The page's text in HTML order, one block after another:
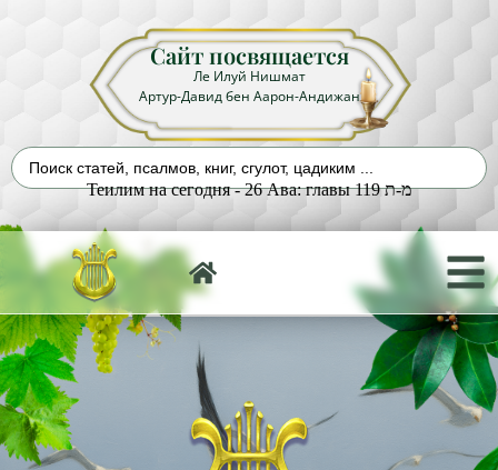
Сайт посвящается
Ле Илуй Нишмат
Артур-Давид бен Аарон-Андижан
Теилим на сегодня - 26 Ава: главы 119 מ-ת